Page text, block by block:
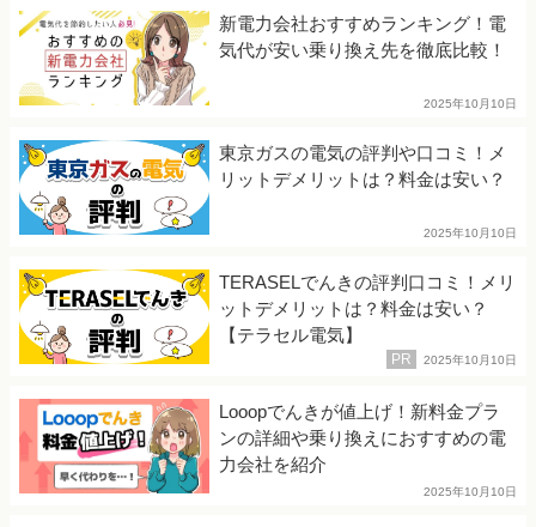
新電力会社おすすめランキング！電
気代が安い乗り換え先を徹底比較！
2025年10月10日
東京ガスの電気の評判や口コミ！メ
リットデメリットは？料金は安い？
2025年10月10日
TERASELでんきの評判口コミ！メリ
ットデメリットは？料金は安い？
【テラセル電気】
2025年10月10日
Looopでんきが値上げ！新料金プラ
ンの詳細や乗り換えにおすすめの電
力会社を紹介
2025年10月10日